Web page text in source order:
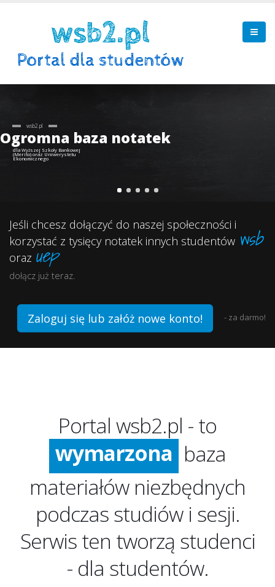
wsb2.pl
Ogromna baza notatek
dla Wyższej Szkoły Bankowej
(Merito) oraz Uniwerystetu
Ekonomicznego
Z nami
Jeśli chcesz dołączyć do naszej społeczności i
korzystać z tysięcy notatek innych studentów wsb
oraz uep
dołącz już teraz.
Zaloguj się lub załóż nowe konto! - za darmo!
Portal wsb2.pl - to
darmowa
wymarzona
ogromna
baza
materiałów niezbędnych
podczas studiów i sesji.
Serwis ten tworzą studenci
- dla studentów.